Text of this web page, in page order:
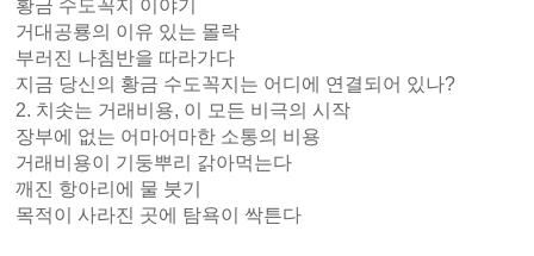
황금 수도꼭지 이야기
거대공룡의 이유 있는 몰락
부러진 나침반을 따라가다
지금 당신의 황금 수도꼭지는 어디에 연결되어 있나?
2. 치솟는 거래비용, 이 모든 비극의 시작
장부에 없는 어마어마한 소통의 비용
거래비용이 기둥뿌리 갉아먹는다
깨진 항아리에 물 붓기
목적이 사라진 곳에 탐욕이 싹튼다